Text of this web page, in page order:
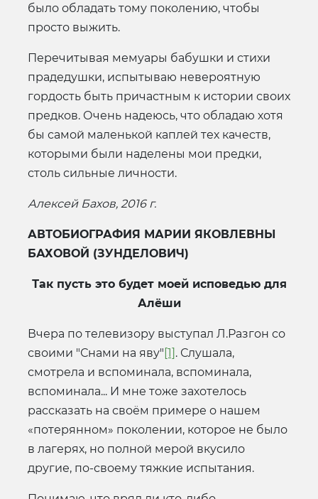
было обладать тому поколению, чтобы
просто выжить.
Перечитывая мемуары бабушки и стихи
прадедушки, испытываю невероятную
гордость быть причастным к истории своих
предков. Очень надеюсь, что обладаю хотя
бы самой маленькой каплей тех качеств,
которыми были наделены мои предки,
столь сильные личности.
Алексей Бахов, 2016 г.
АВТОБИОГРАФИЯ МАРИИ ЯКОВЛЕВНЫ
БАХОВОЙ (ЗУНДЕЛОВИЧ)
Так пусть это будет моей исповедью для
Алёши
Вчера по телевизору выступал Л.Разгон со
своими "Снами на яву" [1] . Слушала,
смотрела и вспоминала, вспоминала,
вспоминала... И мне тоже захотелось
рассказать на своём примере о нашем
«потерянном» поколении, которое не было
в лагерях, но полной мерой вкусило
другие, по-своему тяжкие испытания.